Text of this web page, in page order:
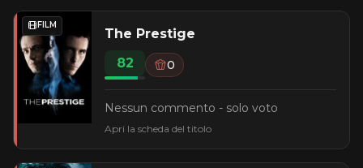
FILM
The Prestige
82
0
Nessun commento - solo voto
Apri la scheda del titolo